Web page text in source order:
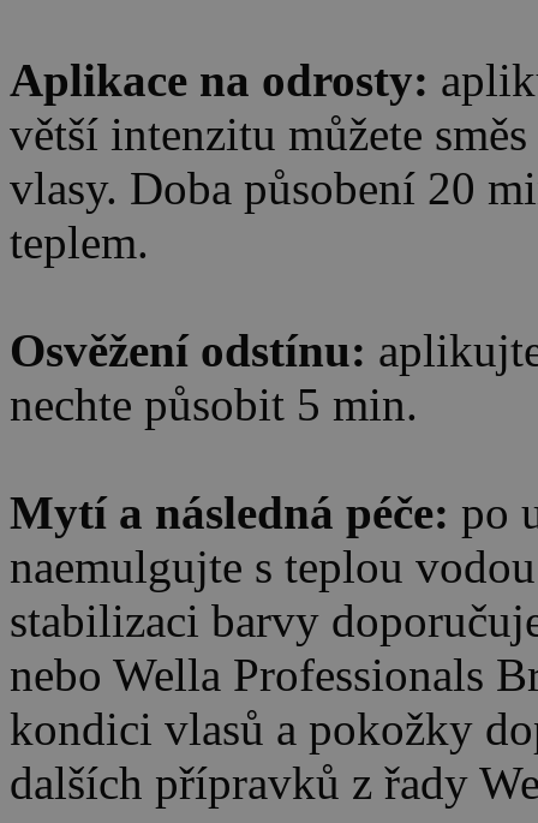
Aplikace na odrosty:
větší intenzitu můžete
vlasy. Doba působení 20
teplem.
Osvěžení odstínu:
nechte působit 5 min.
Mytí a následná péče: po
naemulgujte s teplou
stabilizaci barvy
nebo Wella Professionals
kondici vlasů a pokožky
dalších přípravků z řady